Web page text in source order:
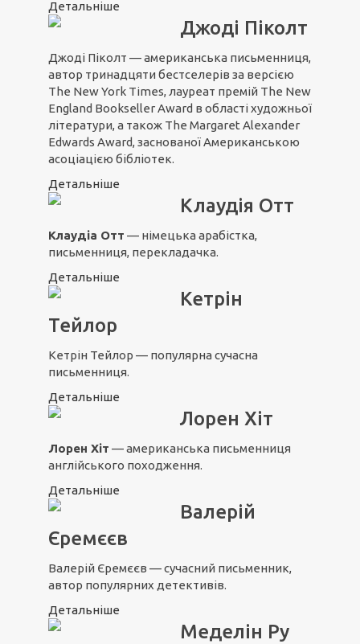
Детальніше
Джоді Піколт
Джоді Піколт — американська письменниця,
автор тринадцяти бестселерів за версією
The New York Times, лауреат премій The New
England Bookseller Award в області художньої
літератури, а також The Margaret Alexander
Edwards Award, заснованої Американською
асоціацією бібліотек.
Детальніше
Клаудія Отт
Клаудіа Отт — німецька арабістка,
письменниця, перекладачка.
Детальніше
Кетрін
Тейлор
Кетрін Тейлор — популярна сучасна
письменниця.
Детальніше
Лорен Хіт
Лорен Хіт — американська письменниця
англійського походження.
Детальніше
Валерій
Єремєєв
Валерій Єремєєв — сучасний письменник,
автор популярних детективів.
Детальніше
Меделін Ру